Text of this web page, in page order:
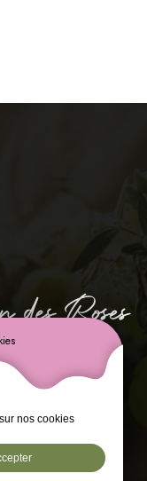
nos cookies